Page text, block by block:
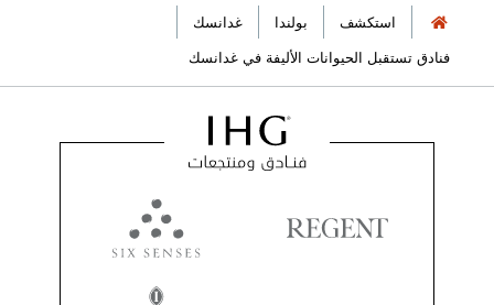
استكشف بولندا
غدانسك
فنادق تستقبل الحيوانات الأليفة في غدانسك